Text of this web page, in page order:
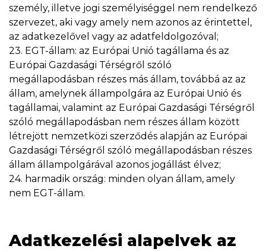
személy, illetve jogi személyiséggel nem rendelkező
szervezet, aki vagy amely nem azonos az érintettel,
az adatkezelővel vagy az adatfeldolgozóval;
23. EGT-állam: az Európai Unió tagállama és az
Európai Gazdasági Térségről szóló
megállapodásban részes más állam, továbbá az az
állam, amelynek állampolgára az Európai Unió és
tagállamai, valamint az Európai Gazdasági Térségről
szóló megállapodásban nem részes állam között
létrejött nemzetközi szerződés alapján az Európai
Gazdasági Térségről szóló megállapodásban részes
állam állampolgárával azonos jogállást élvez;
24. harmadik ország: minden olyan állam, amely
nem EGT-állam.
Adatkezelési alapelvek az